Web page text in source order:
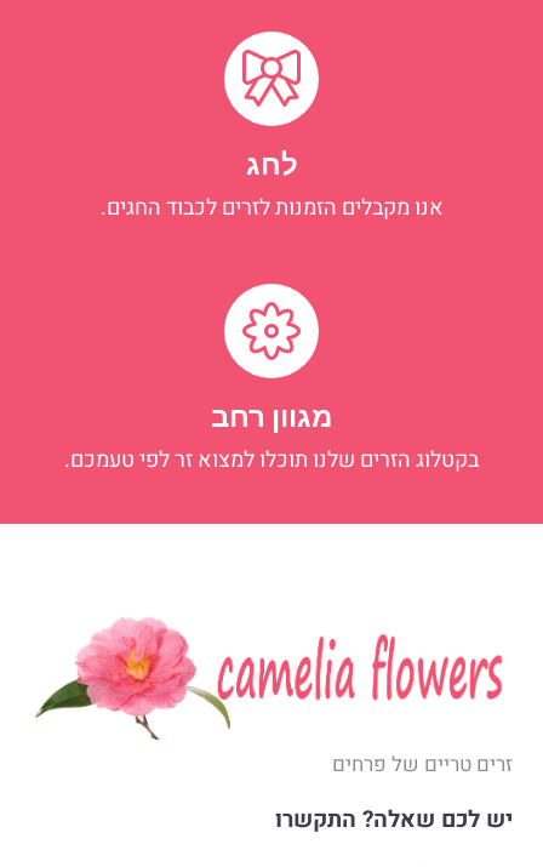
לחג
אנו מקבלים הזמנות לזרים לכבוד החגים.
מגוון רחב
בקטלוג הזרים שלנו תוכלו למצוא זר לפי טעמכם.
זרים טריים של פרחים
יש לכם שאלה? התקשרו